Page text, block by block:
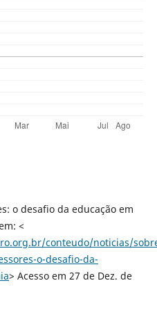
o desafio da educação em
<
conteudo/noticias/
o-desafio-da-
> Acesso em 27 de Dez. de